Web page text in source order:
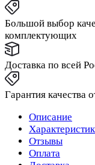
Большой выбор
комплектующих
Доставка по всей
Гарантия качества
Описание
Отзывы
Оплата